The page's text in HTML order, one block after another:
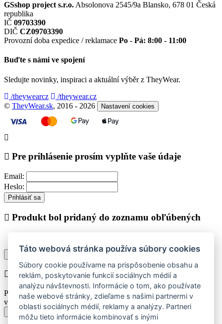
GSshop project s.r.o. Absolonova 2545/9a Blansko, 678 01 Česká
republika
IČ 09703390
DIČ CZ09703390
Provozní doba expedice / reklamace Po - Pá: 8:00 - 11:00
Buďte s námi ve spojení
Sledujte novinky, inspiraci a aktuální výběr z TheyWear.
/theywearcz
/theywear.cz
© TheyWear.sk, 2016 - 2026 Nastavení cookies
Pre prihlásenie prosím vyplňte vaše údaje
Email:
Heslo:
Prihlásiť sa
Produkt bol pridaný do zoznamu obľúbených
Pokračovať v nákupe Zobraziť zoznam obľúbených
Chyba při vkládání do košíku
Prosím vyberte najskôr jednu z dostupných veľkostí produktu pre
vloženie do košíka.
Späť k výberu veľkostí
Táto webová stránka používa súbory cookies
Súbory cookie používame na prispôsobenie obsahu a
reklám, poskytovanie funkcií sociálnych médií a
analýzu návštevnosti. Informácie o tom, ako používate
naše webové stránky, zdieľame s našimi partnermi v
oblasti sociálnych médií, reklamy a analýzy. Partneri
môžu tieto informácie kombinovať s inými